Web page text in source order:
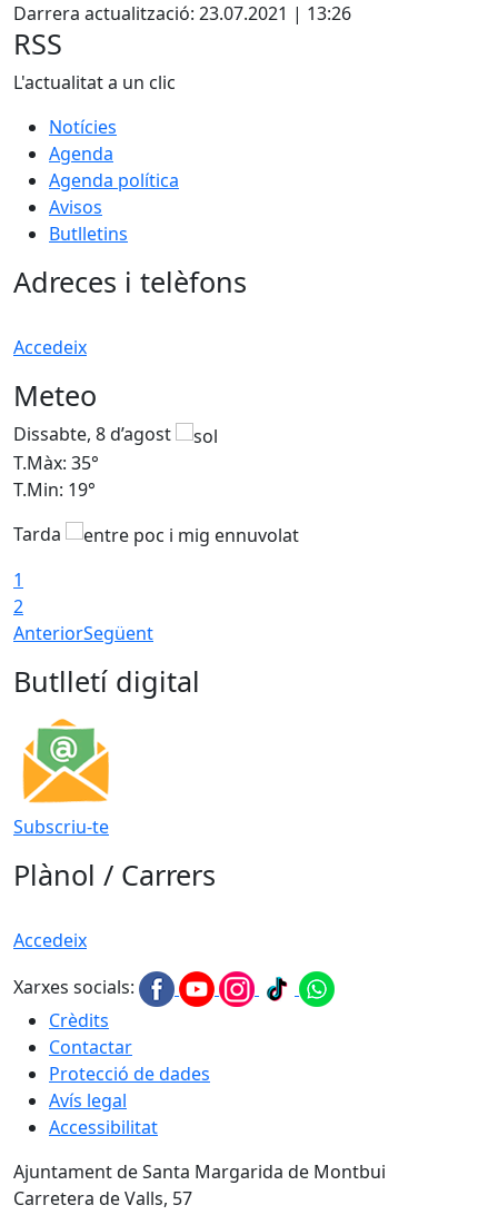
Darrera actualització: 23.07.2021 | 13:26
RSS
L'actualitat a un clic
Notícies
Agenda
Agenda política
Avisos
Butlletins
Adreces i telèfons
Accedeix
Meteo
Dissabte, 8 d’agost
T.Màx: 35°
T.Min: 19°
Tarda
1
2
AnteriorSegüent
Butlletí digital
Subscriu-te
Plànol / Carrers
Accedeix
Xarxes socials:
Crèdits
Contactar
Protecció de dades
Avís legal
Accessibilitat
Ajuntament de Santa Margarida de Montbui
Carretera de Valls, 57